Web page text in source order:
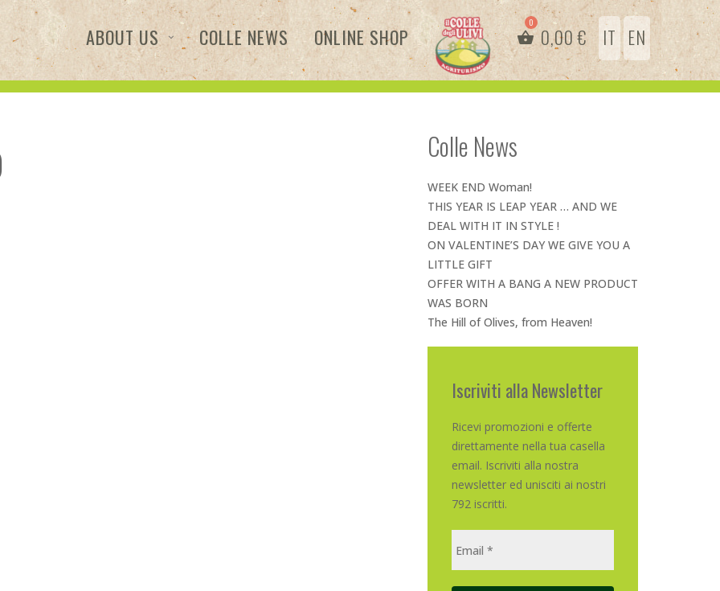
ABOUT US COLLE NEWS ONLINE SHOP 0,00€ IT EN
Colle News
WEEK END Woman!
THIS YEAR IS LEAP YEAR … AND WE
DEAL WITH IT IN STYLE !
ON VALENTINE’S DAY WE GIVE YOU A
LITTLE GIFT
OFFER WITH A BANG A NEW PRODUCT
WAS BORN
The Hill of Olives, from Heaven!
Iscriviti alla Newsletter
Ricevi promozioni e offerte
direttamente nella tua casella
email. Iscriviti alla nostra
newsletter ed unisciti ai nostri
792 iscritti.